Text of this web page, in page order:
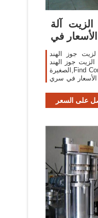
آلة
في
جوز الهند
الزيت جوز الهند
الصغيرة,Find Complete Details about عالية الجودة
الأسعار في سري
على السعر